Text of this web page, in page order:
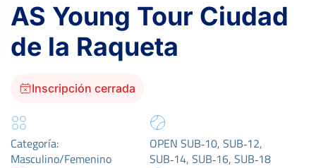
Inscripción cerrada
AS Young Tour Ciudad
de la Raqueta
Categoría:
Masculino/Femenino
OPEN SUB‑10, SUB‑12,
SUB‑14, SUB‑16, SUB‑18